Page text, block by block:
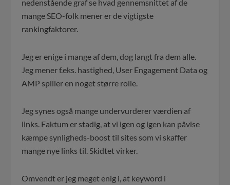
nedenstående graf se hvad gennemsnittet af de
mange SEO-folk mener er de vigtigste
rankingfaktorer.
Jeg er enige i mange af dem, dog langt fra dem alle.
Jeg mener f.eks. hastighed, User Engagement Data og
AMP spiller en noget større rolle.
Jeg synes også mange undervurderer værdien af
links. Faktum er stadig, at vi igen og igen kan påvise
kæmpe synligheds-boost til sites som vi skaffer
mange nye links til. Skidtet virker.
Omvendt er jeg meget enig i, at keyword i